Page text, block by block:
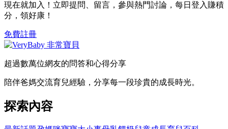
現在就加入！立即提問、留言，參與熱門討論，每日登入賺積
分，領好康！
免費註冊
超過數萬位網友的問答和心得分享
陪伴爸媽交流育兒經驗，分享每一段珍貴的成長時光。
探索內容